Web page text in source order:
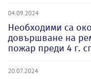
04.09.2024
Необходими са
довършване на
пожар преди 4 г.
20.07.2024